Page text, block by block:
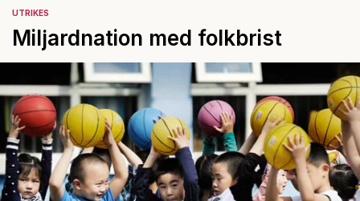
UTRIKES
Miljardnation med folkbrist